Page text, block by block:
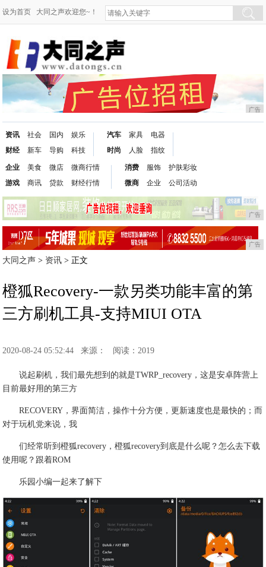
设为首页 大同之声欢迎您~！
广告
资讯
财经
社会
新车
国内
导购
娱乐
科技
汽车
时尚
家具
人脸
电器
指纹
企业
游戏
美食
商讯
微店
贷款
微商行情
财经行情
消费
微商
服饰
企业
护肤彩妆
公司活动
广告
广告
大同之声 > 资讯 > 正文
橙狐Recovery-一款另类功能丰富的第
三方刷机工具-支持MIUI OTA
2020-08-24 05:52:44 来源： 阅读：2019
说起刷机，我们最先想到的就是TWRP_recovery，这是安卓阵营上
目前最好用的第三方
RECOVERY，界面简洁，操作十分方便，更新速度也是最快的；而
对于玩机党来说，我
们经常听到橙狐recovery，橙狐recovery到底是什么呢？怎么去下载
使用呢？跟着ROM
乐园小编一起来了解下